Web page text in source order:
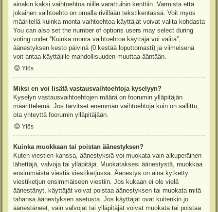
ainakin kaksi vaihtoehtoa niille varattuihin kenttiin. Varmista että
jokainen vaihtoehto on omalla rivillään tekstikentässä. Voit myös
määritellä kuinka monta vaihtoehtoa käyttäjät voivat valita kohdasta
You can also set the number of options users may select during
voting under “Kuinka monta vaihtoehtoa käyttäjä voi valita”,
äänestyksen kesto päivinä (0 kestää loputtomasti) ja viimeisenä
voit antaa käyttäjille mahdollisuuden muuttaa ääntään.
Ylös
Miksi en voi lisätä vastausvaihtoehtoja kyselyyn?
Kyselyn vastausvaihtoehtojen määrä on foorumin ylläpitäjän
määrittelemä. Jos tarvitset enemmän vaihtoehtoja kuin on sallittu,
ota yhteyttä foorumin ylläpitäjään.
Ylös
Kuinka muokkaan tai poistan äänestyksen?
Kuten viestien kanssa, äänestyksiä voi muokata vain alkuperäinen
lähettäjä, valvoja tai ylläpitäjä. Muokataksesi äänestystä, muokkaa
ensimmäistä viestiä viestiketjussa. Äänestys on aina kytketty
viestiketjun ensimmäiseen viestiin. Jos kukaan ei ole vielä
äänestänyt, käyttäjät voivat poistaa äänestyksen tai muokata mitä
tahansa äänestyksen asetusta. Jos käyttäjät ovat kuitenkin jo
äänestäneet, vain valvojat tai ylläpitäjät voivat muokata tai poistaa